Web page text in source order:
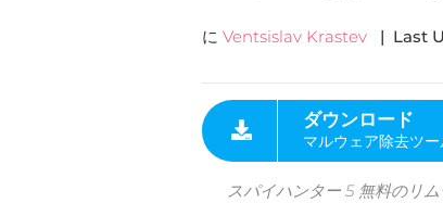
に Ventsislav Krastev | Last
マルウェア除去ツール
スパイハンター 5 無料のリ